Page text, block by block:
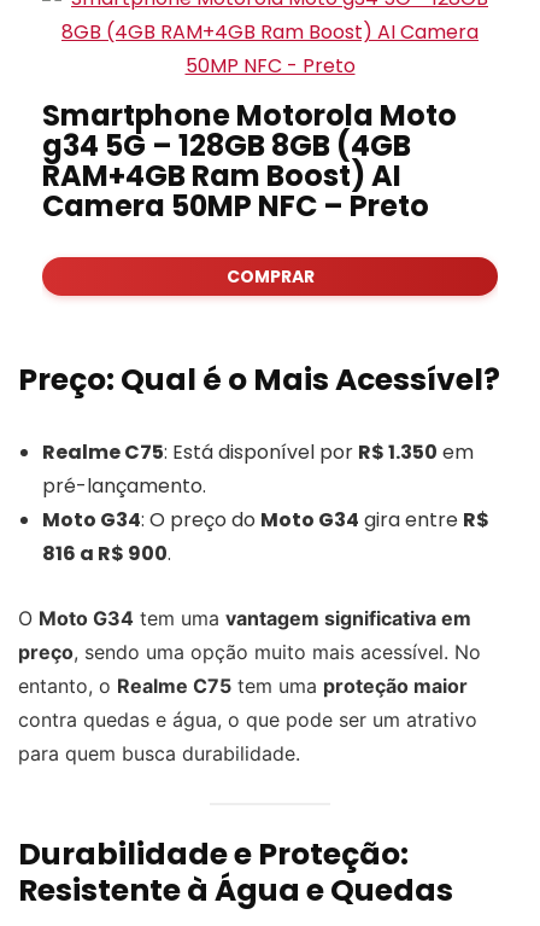
Smartphone Motorola Moto
g34 5G – 128GB 8GB (4GB
RAM+4GB Ram Boost) AI
Camera 50MP NFC – Preto
COMPRAR
Preço: Qual é o Mais Acessível?
Realme C75: Está disponível por R$ 1.350 em
pré-lançamento.
Moto G34: O preço do Moto G34 gira entre R$
816 a R$ 900.
O Moto G34 tem uma vantagem significativa em
preço, sendo uma opção muito mais acessível. No
entanto, o Realme C75 tem uma proteção maior
contra quedas e água, o que pode ser um atrativo
para quem busca durabilidade.
Durabilidade e Proteção:
Resistente à Água e Quedas